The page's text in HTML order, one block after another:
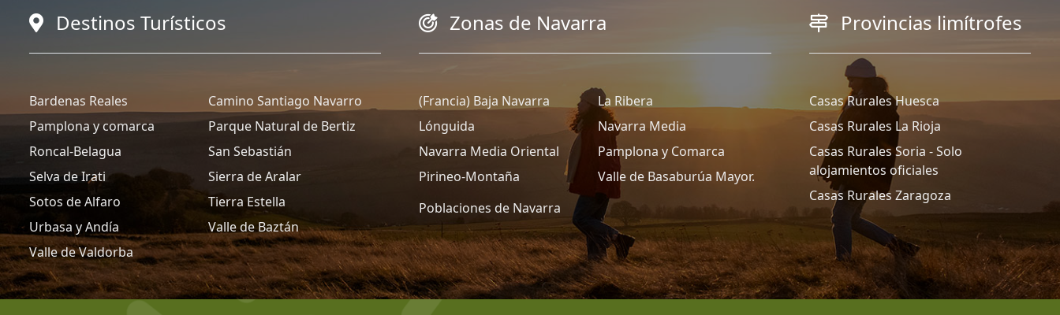
Destinos Turísticos
Bardenas Reales
Camino Santiago Navarro
Pamplona y comarca
Parque Natural de Bertiz
Roncal-Belagua
San Sebastián
Selva de Irati
Sierra de Aralar
Sotos de Alfaro
Tierra Estella
Urbasa y Andía
Valle de Baztán
Valle de Valdorba
Zonas de Navarra
(Francia) Baja Navarra
La Ribera
Lónguida
Navarra Media
Navarra Media Oriental
Pamplona y Comarca
Pirineo-Montaña
Valle de Basaburúa Mayor.
Poblaciones de Navarra
Provincias limítrofes
Casas Rurales Huesca
Casas Rurales La Rioja
Casas Rurales Soria - Solo
alojamientos oficiales
Casas Rurales Zaragoza